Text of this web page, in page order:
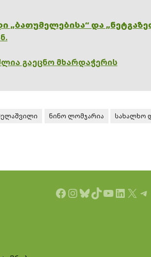
„ბათუმელებისა“ და
გაეცნო მხარდაჭერის
ნინო ლომჯარია სახალხო
Facebook
Instagram
Bluesky
TikTok
YouTube
X